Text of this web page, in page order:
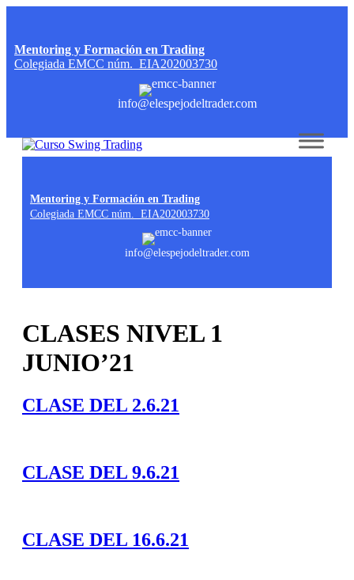
Mentoring y Formación en Trading
Colegiada EMCC núm. EIA202003730
info@elespejodeltrader.com
Mentoring y Formación en Trading
Colegiada EMCC núm. EIA202003730
info@elespejodeltrader.com
CLASES NIVEL 1
JUNIO’21
CLASE DEL 2.6.21
CLASE DEL 9.6.21
CLASE DEL 16.6.21